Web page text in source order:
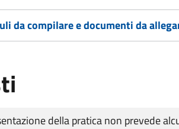
da compilare e documenti da
della pratica non prevede